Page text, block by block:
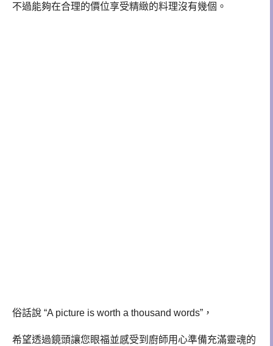
不過能夠在合理的價位享受精緻的料理沒有幾個。
俗話說 “A picture is worth a thousand words”，
希望透過鏡頭讓您眼福並感受到廚師用心準備充滿靈魂的